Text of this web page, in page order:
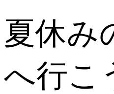
夏休み
へ行こ